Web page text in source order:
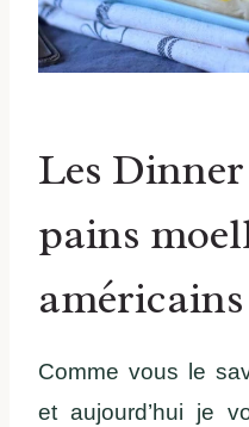
Les
pains
américains
Comme vous le
et aujourd’hui je